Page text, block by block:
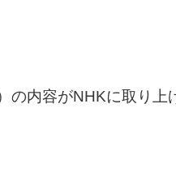
の内容がNHKに取り上